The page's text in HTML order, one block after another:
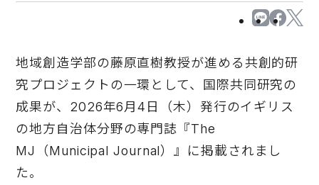
地域創造学部の藤原直樹教授が進める共創的研
究プロジェクトの一環として、国際共同研究の
成果が、2026年6月4日（木）発行のイギリス
の地方自治体分野の専門誌『The
MJ（Municipal Journal）』に掲載されまし
た。